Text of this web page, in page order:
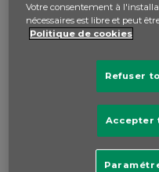
Budget
Budget des
Budget
Votre consentement à
nécessaires est libre et peut
Politique de cookies
Refuser
Accepter